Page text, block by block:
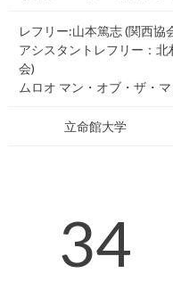
レフリー:山本篤志 (関西協
アシスタントレフリー：
会)
ムロオ マン・オブ・ザ・
立命館大学
34